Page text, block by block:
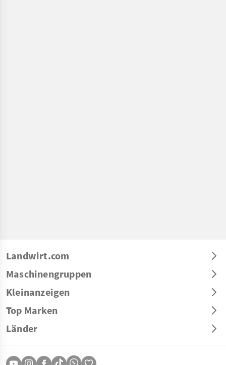
Landwirt.com
Maschinengruppen
Kleinanzeigen
Top Marken
Länder